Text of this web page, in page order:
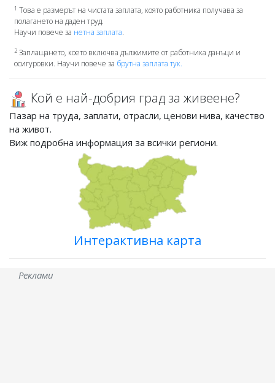
1 Това е размерът на чистата заплата, която работника получава за
полагането на даден труд.
Научи повече за нетна заплата.
2Заплащането, което включва дължимите от работника данъци и
осигуровки. Научи повече за брутна заплата тук.
Кой е най-добрия град за живеене?
Пазар на труда, заплати, отрасли, ценови нива, качество
на живот.
Виж подробна информация за всички региони.
Интерактивна карта
Реклами